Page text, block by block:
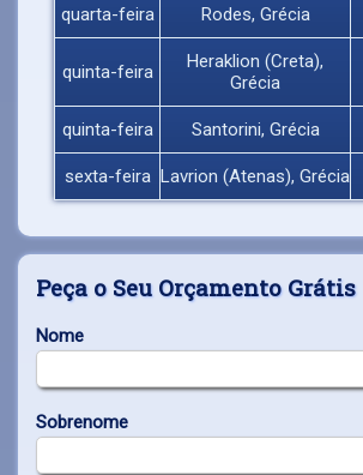
quarta-feira Rodes, Grécia
quinta-feira
Heraklion (Creta),
Grécia
quinta-feira Santorini, Grécia
sexta-feira Lavrion (Atenas), Grécia
Peça o Seu Orçamento Grátis
Nome
Sobrenome